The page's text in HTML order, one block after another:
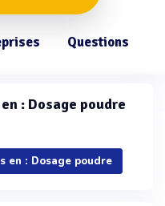
Questions
: Dosage poudre
en : Dosage poudre